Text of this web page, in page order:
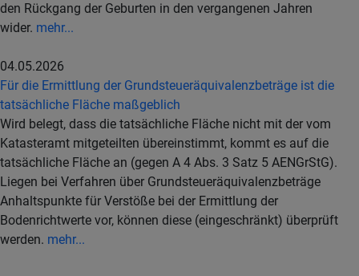
den Rückgang der Geburten in den vergangenen Jahren
wider. mehr...
04.05.2026
Für die Ermittlung der Grundsteueräquivalenzbeträge ist die
tatsächliche Fläche maßgeblich
Wird belegt, dass die tatsächliche Fläche nicht mit der vom
Katasteramt mitgeteilten übereinstimmt, kommt es auf die
tatsächliche Fläche an (gegen A 4 Abs. 3 Satz 5 AENGrStG).
Liegen bei Verfahren über Grundsteueräquivalenzbeträge
Anhaltspunkte für Verstöße bei der Ermittlung der
Bodenrichtwerte vor, können diese (eingeschränkt) überprüft
werden. mehr...